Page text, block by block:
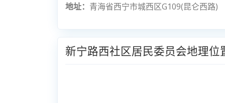
地址： 青海省西宁市城西区G109(昆仑西路)
新宁路西社区居民委员会地理位